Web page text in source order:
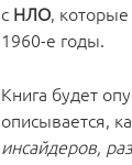
с НЛО,
1960-е годы.
Книга будет
описывается,
инсайдеров,